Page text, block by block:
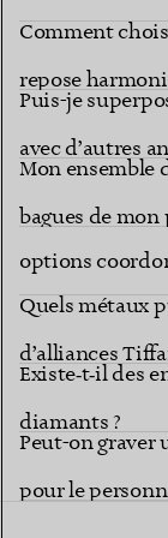
Comment
repose
Puis-je
avec d’autres
Mon ensemble
bagues de mon
Les collections
options
fiançailles et
Quels métaux
d’alliances
Existe‑t‑il des
diamants ?
Peut-on graver
pour le